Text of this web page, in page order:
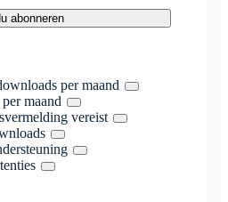
abonneren
per maand
maand
vereist